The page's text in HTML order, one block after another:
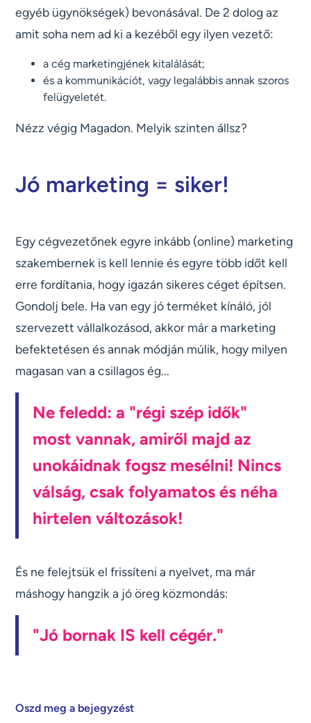
egyéb ügynökségek) bevonásával. De 2 dolog az
amit soha nem ad ki a kezéből egy ilyen vezető:
a cég marketingjének kitalálását;
és a kommunikációt, vagy legalábbis annak szoros
felügyeletét.
Nézz végig Magadon. Melyik szinten állsz?
Jó marketing = siker!
Egy cégvezetőnek egyre inkább (online) marketing
szakembernek is kell lennie és egyre több időt kell
erre fordítania, hogy igazán sikeres céget építsen.
Gondolj bele. Ha van egy jó terméket kínáló, jól
szervezett vállalkozásod, akkor már a marketing
befektetésen és annak módján múlik, hogy milyen
magasan van a csillagos ég...
Ne feledd: a "régi szép idők"
most vannak, amiről majd az
unokáidnak fogsz mesélni! Nincs
válság, csak folyamatos és néha
hirtelen változások!
És ne felejtsük el frissíteni a nyelvet, ma már
máshogy hangzik a jó öreg közmondás:
"Jó bornak IS kell cégér."
Oszd meg a bejegyzést